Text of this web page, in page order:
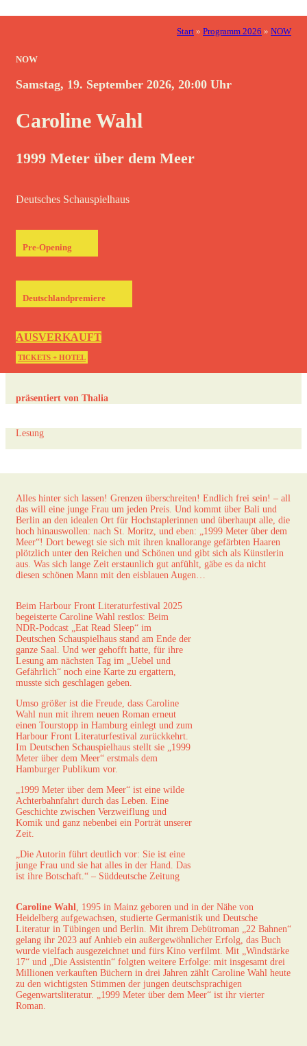
Start » Programm 2026 » NOW
NOW
Samstag, 19. September 2026, 20:00 Uhr
Caroline Wahl
1999 Meter über dem Meer
Deutsches Schauspielhaus
Pre-Opening
Deutschlandpremiere
AUSVERKAUFT
TICKETS + HOTEL
präsentiert von Thalia
Lesung
Alles hinter sich lassen! Grenzen überschreiten! Endlich frei sein! – all
das will eine junge Frau um jeden Preis. Und kommt über Bali und
Berlin an den idealen Ort für Hochstaplerinnen und überhaupt alle, die
hoch hinauswollen: nach St. Moritz, und eben: „1999 Meter über dem
Meer“! Dort bewegt sie sich mit ihren knallorange gefärbten Haaren
plötzlich unter den Reichen und Schönen und gibt sich als Künstlerin
aus. Was sich lange Zeit erstaunlich gut anfühlt, gäbe es da nicht
diesen schönen Mann mit den eisblauen Augen…
Beim Harbour Front Literaturfestival 2025
begeisterte Caroline Wahl restlos: Beim
NDR-Podcast „Eat Read Sleep“ im
Deutschen Schauspielhaus stand am Ende der
ganze Saal. Und wer gehofft hatte, für ihre
Lesung am nächsten Tag im „Uebel und
Gefährlich“ noch eine Karte zu ergattern,
musste sich geschlagen geben.
Umso größer ist die Freude, dass Caroline
Wahl nun mit ihrem neuen Roman erneut
einen Tourstopp in Hamburg einlegt und zum
Harbour Front Literaturfestival zurückkehrt.
Im Deutschen Schauspielhaus stellt sie „1999
Meter über dem Meer“ erstmals dem
Hamburger Publikum vor.
„1999 Meter über dem Meer“ ist eine wilde
Achterbahnfahrt durch das Leben. Eine
Geschichte zwischen Verzweiflung und
Komik und ganz nebenbei ein Porträt unserer
Zeit.
„Die Autorin führt deutlich vor: Sie ist eine
junge Frau und sie hat alles in der Hand. Das
ist ihre Botschaft.“ – Süddeutsche Zeitung
Caroline Wahl
, 1995 in Mainz geboren und in der Nähe von
Heidelberg aufgewachsen, studierte Germanistik und Deutsche
Literatur in Tübingen und Berlin. Mit ihrem Debütroman „22 Bahnen“
gelang ihr 2023 auf Anhieb ein außergewöhnlicher Erfolg, das Buch
wurde vielfach ausgezeichnet und fürs Kino verfilmt. Mit „Windstärke
17“ und „Die Assistentin“ folgten weitere Erfolge: mit insgesamt drei
Millionen verkauften Büchern in drei Jahren zählt Caroline Wahl heute
zu den wichtigsten Stimmen der jungen deutschsprachigen
Gegenwartsliteratur. „1999 Meter über dem Meer“ ist ihr vierter
Roman.